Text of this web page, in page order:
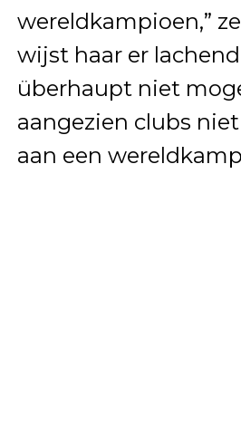
wereldkampioen,”
wijst haar er
überhaupt niet
aangezien clubs
aan een